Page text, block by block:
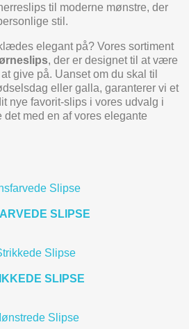
til moderne mønstre, der
stil.
elegant på? Vores sortiment
, der er designet til at være
give på. Uanset om du skal til
eller galla, garanterer vi et
nye favorit-slips i vores udvalg i
det med en af vores elegante
SLIPSE
SLIPSE